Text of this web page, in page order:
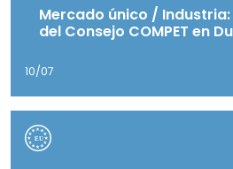
Mercado único /
del Consejo COMPET en
10/07